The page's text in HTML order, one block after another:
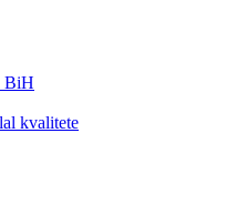
BiH
kvalitete